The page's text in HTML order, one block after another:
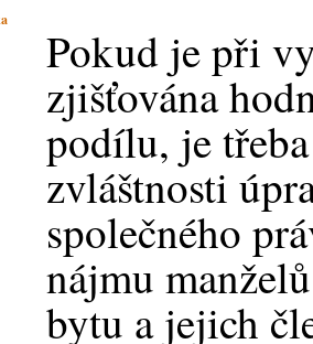
Pokud je při
zjišťována
podílu, je
zvláštnosti
společného
nájmu
bytu a jejich